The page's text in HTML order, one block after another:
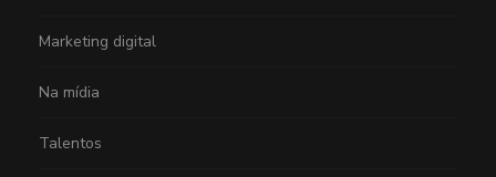
Marketing digital
Na mídia
Talentos